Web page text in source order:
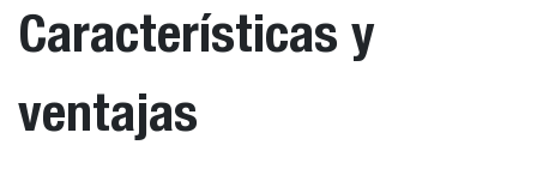
Características y
ventajas